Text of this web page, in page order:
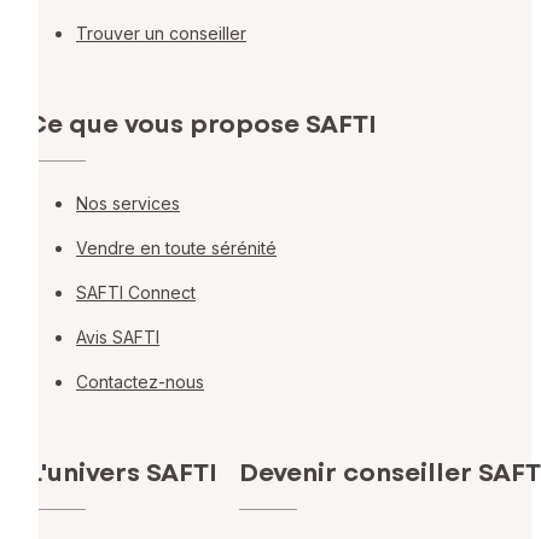
Trouver un conseiller
Ce que vous propose SAFTI
Nos services
Vendre en toute sérénité
SAFTI Connect
Avis SAFTI
Contactez-nous
L'univers SAFTI Devenir conseiller